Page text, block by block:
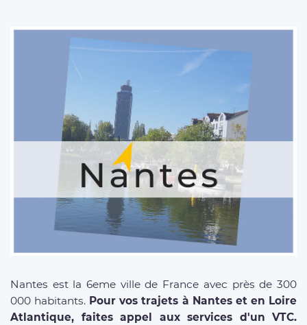
Nantes est la 6eme ville de France avec près de 300
000 habitants. Pour vos trajets à Nantes et en Loire
Atlantique, faites appel aux services d'un VTC.